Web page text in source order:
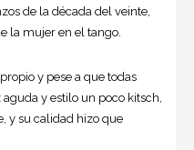
de la década del veinte,
la mujer en el tango.
y pese a que todas
y estilo un poco kitsch,
y su calidad hizo que